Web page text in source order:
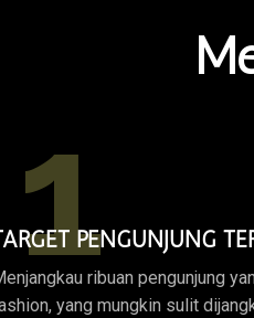
1PENGUNJUNG
ribuan pengunjung
yang mungkin sulit